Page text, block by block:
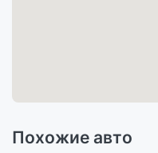
Похожие авто